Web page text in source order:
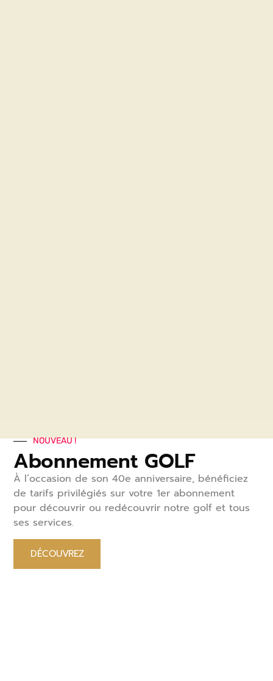
NOUVEAU !
Abonnement GOLF
À l’occasion de son 40e anniversaire, bénéficiez
de tarifs privilégiés sur votre 1er abonnement
pour découvrir ou redécouvrir notre golf et tous
ses services.
DÉCOUVREZ